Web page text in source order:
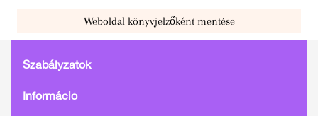
Weboldal könyvjelzőként mentése
Szabályzatok
Információ